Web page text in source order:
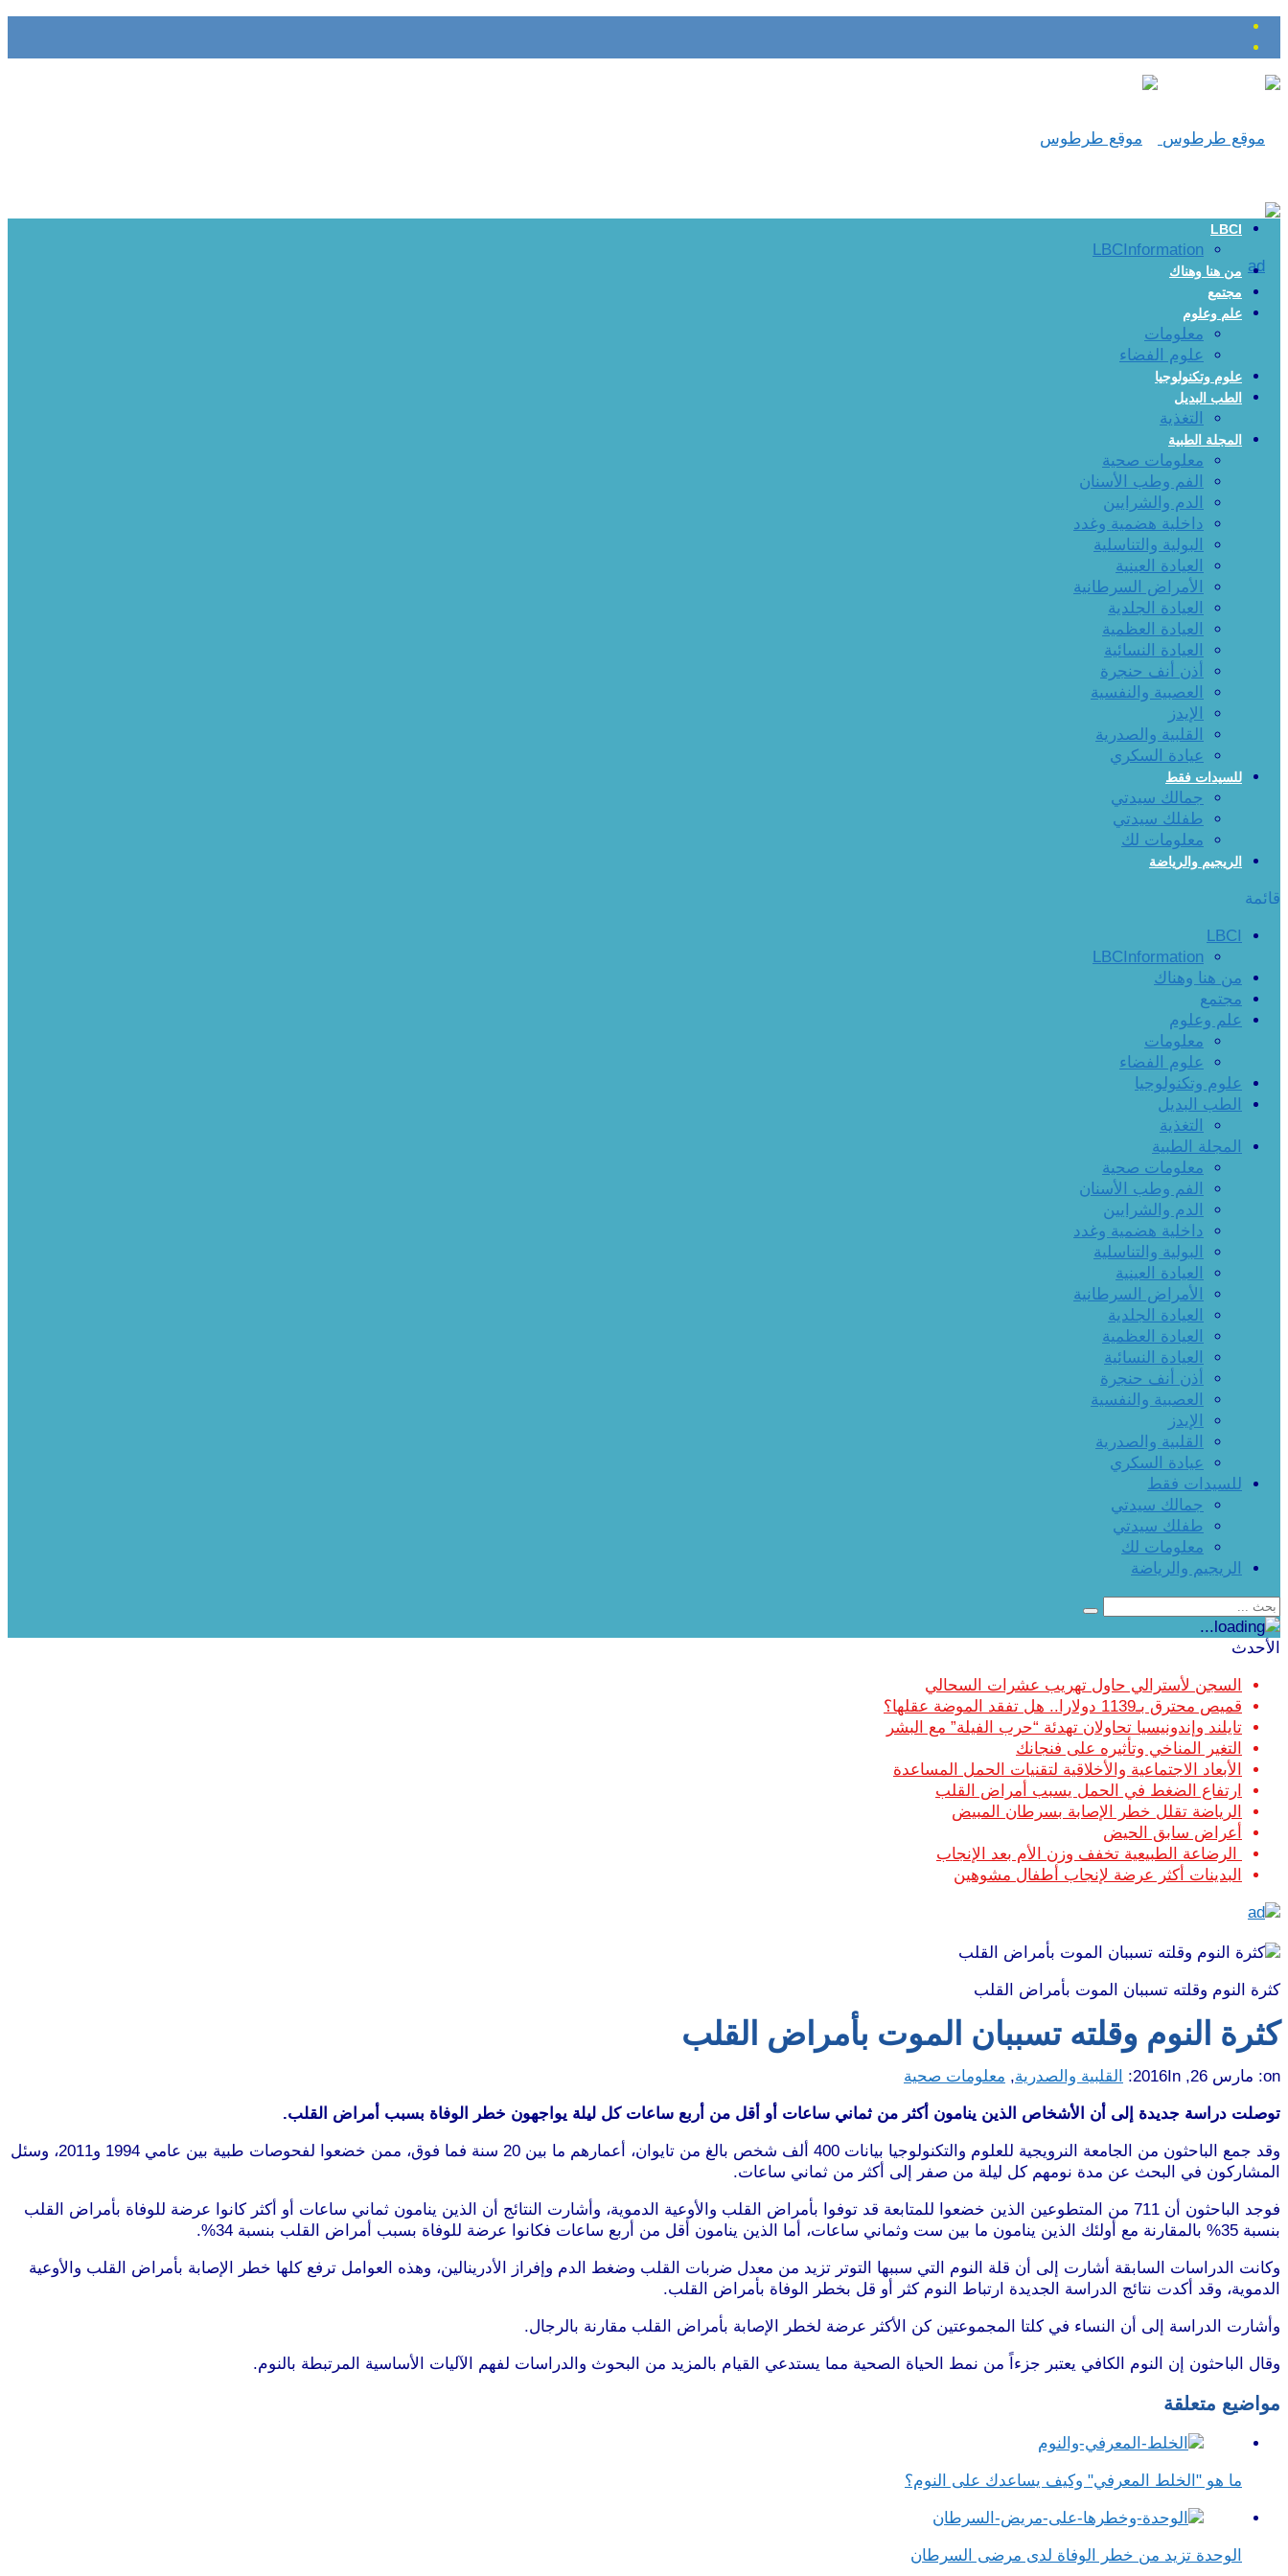
LBCI
LBCInformation
من هنا وهناك
مجتمع
علم وعلوم
معلومات
علوم الفضاء
علوم وتكنولوجيا
الطب البديل
التغذية
المجلة الطبية
معلومات صحية
الفم وطب الأسنان
الدم والشرايين
داخلية هضمية وغدد
البولية والتناسلية
العيادة العينية
الأمراض السرطانية
العيادة الجلدية
العيادة العظمية
العيادة النسائية
أذن أنف حنجرة
العصبية والنفسية
الإيدز
القلبية والصدرية
عيادة السكري
للسيدات فقط
جمالك سيدتي
طفلك سيدتي
معلومات لك
الريجيم والرياضة
قائمة
LBCI
LBCInformation
من هنا وهناك
مجتمع
علم وعلوم
معلومات
علوم الفضاء
علوم وتكنولوجيا
الطب البديل
التغذية
المجلة الطبية
معلومات صحية
الفم وطب الأسنان
الدم والشرايين
داخلية هضمية وغدد
البولية والتناسلية
العيادة العينية
الأمراض السرطانية
العيادة الجلدية
العيادة العظمية
العيادة النسائية
أذن أنف حنجرة
العصبية والنفسية
الإيدز
القلبية والصدرية
عيادة السكري
للسيدات فقط
جمالك سيدتي
طفلك سيدتي
معلومات لك
الريجيم والرياضة
الأحدث
السجن لأسترالي حاول تهريب عشرات السحالي
قميص محترق بـ1139 دولارا.. هل تفقد الموضة عقلها؟
تايلند وإندونيسيا تحاولان تهدئة “حرب الفيلة” مع البشر
التغير المناخي وتأثيره على فنجانك
الأبعاد الاجتماعية والأخلاقية لتقنيات الحمل المساعدة
ارتفاع الضغط في الحمل يسبب أمراض القلب
الرياضة تقلل خطر الإصابة بسرطان المبيض
أعراض سابق الحيض
الرضاعة الطبيعية تخفف وزن الأم بعد الإنجاب
البدينات أكثر عرضة لإنجاب أطفال مشوهين
كثرة النوم وقلته تسببان الموت بأمراض القلب
كثرة النوم وقلته تسببان الموت بأمراض القلب
on: مارس 26, 2016 In: القلبية والصدرية, معلومات صحية
توصلت دراسة جديدة إلى أن الأشخاص الذين ينامون أكثر من ثماني ساعات أو أقل من أربع ساعات كل ليلة يواجهون خطر الوفاة بسبب أمراض القلب.
وقد جمع الباحثون من الجامعة النرويجية للعلوم والتكنولوجيا بيانات 400 ألف شخص بالغ من تايوان، أعمارهم ما بين 20 سنة فما فوق، ممن خضعوا لفحوصات طبية بين عامي 1994 و2011، وسئل
المشاركون في البحث عن مدة نومهم كل ليلة من صفر إلى أكثر من ثماني ساعات.
فوجد الباحثون أن 711 من المتطوعين الذين خضعوا للمتابعة قد توفوا بأمراض القلب والأوعية الدموية، وأشارت النتائج أن الذين ينامون ثماني ساعات أو أكثر كانوا عرضة للوفاة بأمراض القلب
بنسبة 35% بالمقارنة مع أولئك الذين ينامون ما بين ست وثماني ساعات، أما الذين ينامون أقل من أربع ساعات فكانوا عرضة للوفاة بسبب أمراض القلب بنسبة 34%.
وكانت الدراسات السابقة أشارت إلى أن قلة النوم التي سببها التوتر تزيد من معدل ضربات القلب وضغط الدم وإفراز الأدرينالين، وهذه العوامل ترفع كلها خطر الإصابة بأمراض القلب والأوعية
الدموية، وقد أكدت نتائج الدراسة الجديدة ارتباط النوم كثر أو قل بخطر الوفاة بأمراض القلب.
وأشارت الدراسة إلى أن النساء في كلتا المجموعتين كن الأكثر عرضة لخطر الإصابة بأمراض القلب مقارنة بالرجال.
وقال الباحثون إن النوم الكافي يعتبر جزءاً من نمط الحياة الصحية مما يستدعي القيام بالمزيد من البحوث والدراسات لفهم الآليات الأساسية المرتبطة بالنوم.
مواضيع متعلقة
ما هو "الخلط المعرفي" وكيف يساعدك على النوم؟
الوحدة تزيد من خطر الوفاة لدى مرضى السرطان